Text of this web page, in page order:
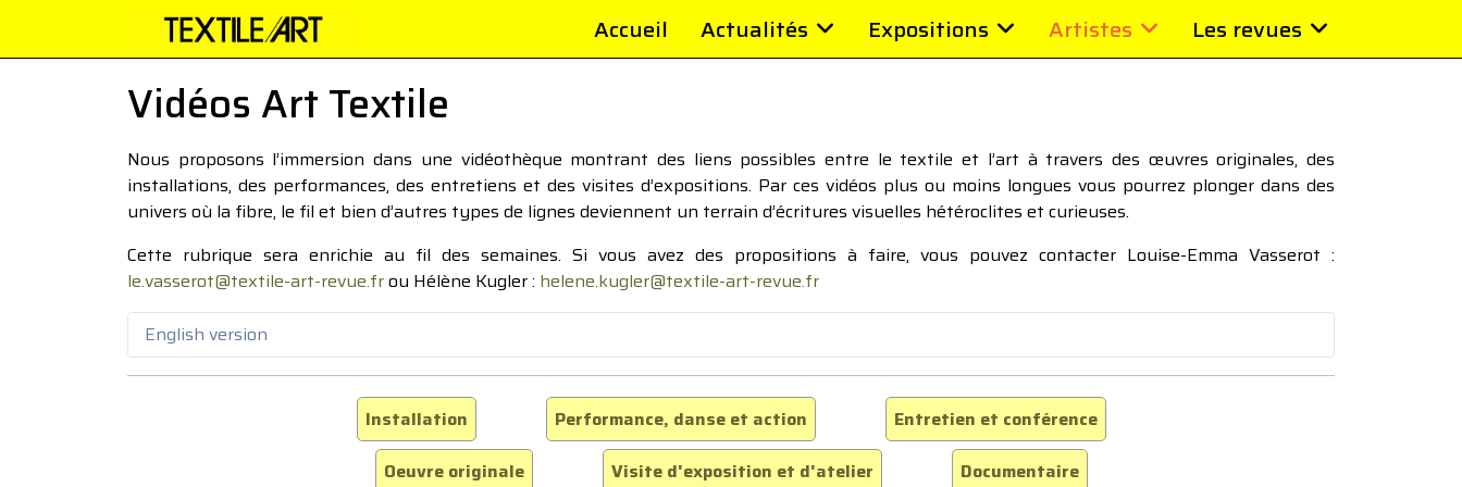
Accueil Actualités Expositions Artistes Les revues
Vidéos Art Textile
Nous proposons l’immersion dans une vidéothèque montrant des liens possibles entre le textile et l’art à travers des œuvres originales, des
installations, des performances, des entretiens et des visites d’expositions. Par ces vidéos plus ou moins longues vous pourrez plonger dans des
univers où la fibre, le fil et bien d’autres types de lignes deviennent un terrain d’écritures visuelles hétéroclites et curieuses.
Cette rubrique sera enrichie au fil des semaines. Si vous avez des propositions à faire, vous pouvez contacter Louise-Emma Vasserot :
le.vasserot@textile-art-revue.frou Hélène Kugler : helene.kugler@textile-art-revue.fr
English version
Installation Performance, danse et action
Entretien et conférence
Oeuvre originale
Visite d'exposition et d'atelier Documentaire